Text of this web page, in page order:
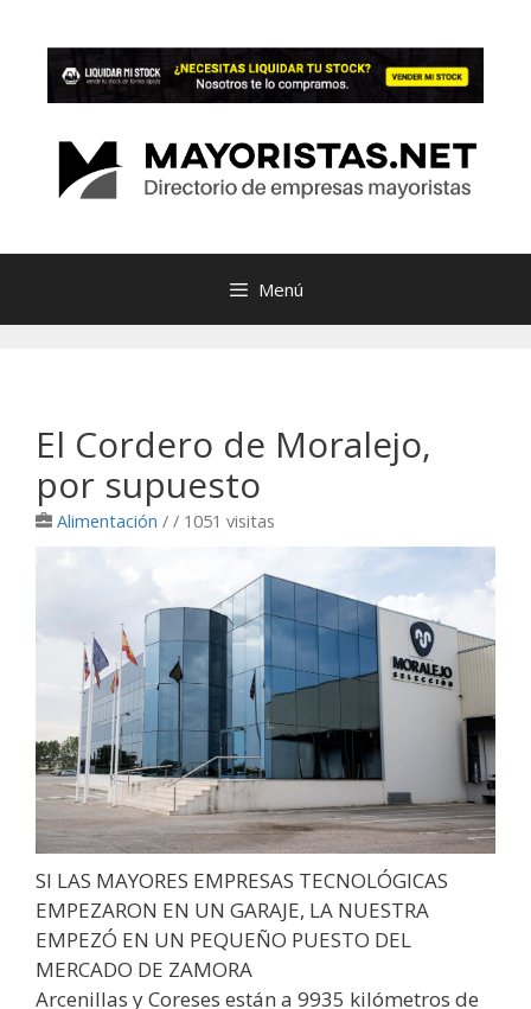
contenido
Menú
El Cordero de Moralejo,
por supuesto
Alimentación / / 1051 visitas
SI LAS MAYORES EMPRESAS TECNOLÓGICAS
EMPEZARON EN UN GARAJE, LA NUESTRA
EMPEZÓ EN UN PEQUEÑO PUESTO DEL
MERCADO DE ZAMORA
Arcenillas y Coreses están a 9935 kilómetros de